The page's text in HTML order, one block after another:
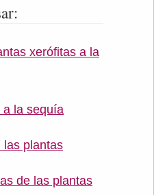
xerófitas a la
a la sequía
las plantas
de las plantas